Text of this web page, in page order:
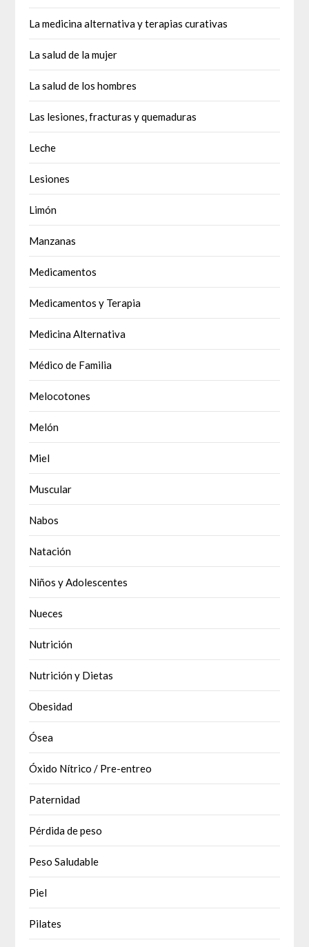
La medicina alternativa y terapias curativas
La salud de la mujer
La salud de los hombres
Las lesiones, fracturas y quemaduras
Leche
Lesiones
Limón
Manzanas
Medicamentos
Medicamentos y Terapia
Medicina Alternativa
Médico de Familia
Melocotones
Melón
Miel
Muscular
Nabos
Natación
Niños y Adolescentes
Nueces
Nutrición
Nutrición y Dietas
Obesidad
Ósea
Óxido Nítrico / Pre-entreo
Paternidad
Pérdida de peso
Peso Saludable
Piel
Pilates